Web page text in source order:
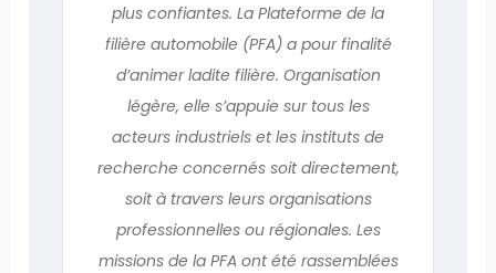
plus confiantes. La Plateforme de la
filière automobile (PFA) a pour finalité
d’animer ladite filière. Organisation
légère, elle s’appuie sur tous les
acteurs industriels et les instituts de
recherche concernés soit directement,
soit à travers leurs organisations
professionnelles ou régionales. Les
missions de la PFA ont été rassemblées